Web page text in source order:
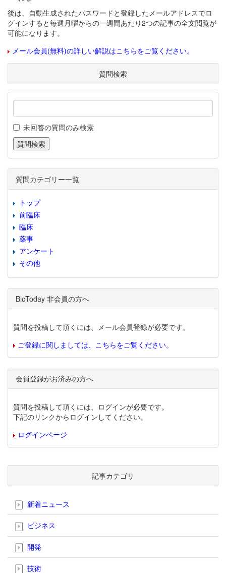
後は、自動生成されたパスワードと登録したメールアドレスでロ
グインすると毎週月曜からの一週間あたり2つの記事の全文閲覧が
可能になります。
メール会員(無料)の詳しい解説はこちらをご覧ください。
質問検索
未回答の質問のみ検索
質問カテゴリー一覧
トップ
前臨床
臨床
薬事
アンケート
その他
BioToday 非会員の方へ
質問を投稿して頂くには、メール会員登録が必要です。
ご登録に関しましては、こちらをご覧ください。
会員登録がお済みの方へ
質問を投稿して頂くには、ログインが必要です。
下記のリンクからログインしてください。
ログインページ
記事カテゴリ
新着ニュース
ビジネス
開発
技術